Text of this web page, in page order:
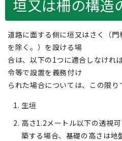
垣又は柵の構造
道路に面する側に垣又はさく（
を除く。）を設ける場
合は、以下の1つに適合しなけれ
令等で設置を義務付け
られた場合については、この限り
生垣
高さ1.2メートル以下の透視
築する場合、基礎の高さは地